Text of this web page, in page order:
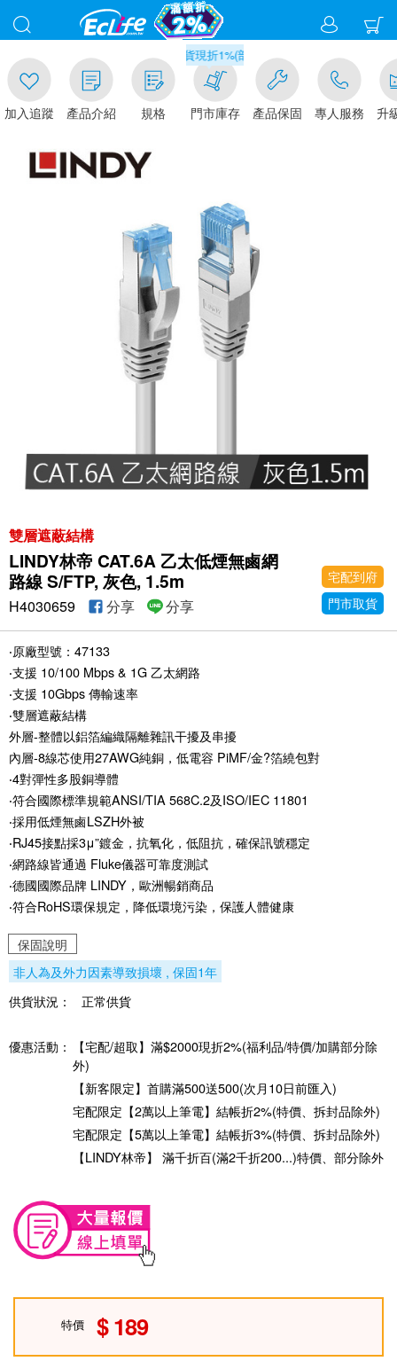
加入追蹤 產品介紹 規格
滿千元門市取貨現折1%(部分商品不適用)-請點我看
門市庫存 產品保固 專人服務 升
雙層遮蔽結構
LINDY林帝 CAT.6A 乙太低煙無鹵網
路線 S/FTP, 灰色, 1.5m
宅配到府
門市取貨
H4030659 分享 分享
‧原廠型號：47133
‧支援 10/100 Mbps & 1G 乙太網路
‧支援 10Gbps 傳輸速率
‧雙層遮蔽結構
外層-整體以鋁箔編織隔離雜訊干擾及串擾
內層-8線芯使用27AWG純銅，低電容 PiMF/金?箔繞包對
‧4對彈性多股銅導體
‧符合國際標準規範ANSI/TIA 568C.2及ISO/IEC 11801
‧採用低煙無鹵LSZH外被
‧RJ45接點採3μ”鍍金，抗氧化，低阻抗，確保訊號穩定
‧網路線皆通過 Fluke儀器可靠度測試
‧德國國際品牌 LINDY，歐洲暢銷商品
‧符合RoHS環保規定，降低環境污染，保護人體健康
保固說明
非人為及外力因素導致損壞 , 保固1年
供貨狀況：
正常供貨
優惠活動：
【宅配/超取】滿$2000現折2%(福利品/特價/加購部分除
外)
【新客限定】首購滿500送500(次月10日前匯入)
宅配限定【2萬以上筆電】結帳折2%(特價、拆封品除外)
宅配限定【5萬以上筆電】結帳折3%(特價、拆封品除外)
【LINDY林帝】 滿千折百(滿2千折200...)特價、部分除外
特價 189